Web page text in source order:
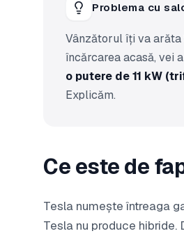
Problema cu
Vânzătorul îți va
încărcarea acasă, vei
o putere de 11 kW
Explicăm.
Ce este de
Tesla numește întreaga
Tesla nu produce hibride.